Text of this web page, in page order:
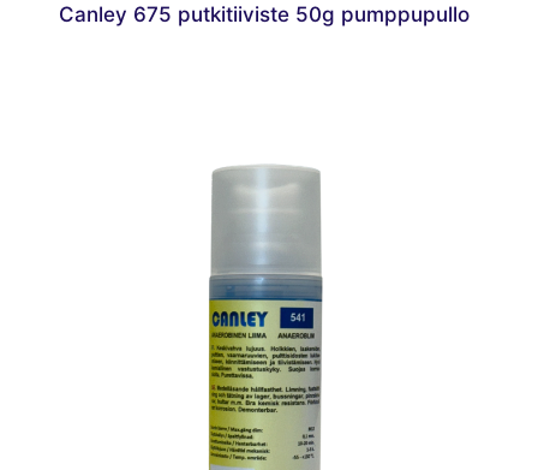
Canley 675 putkitiiviste 50g pumppupullo